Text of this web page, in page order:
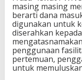
masing masing
berarti dana
digunakan untuk
diserahkan
penggunaan
pertemuan,
untuk